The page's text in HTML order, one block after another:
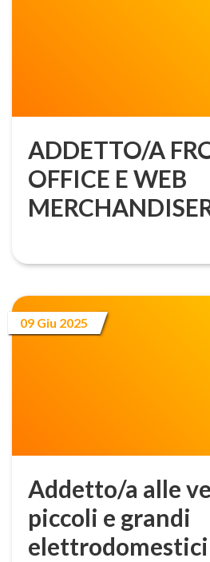
ADDETTO/A
OFFICE E WEB
09 Giu 2025
Addetto/a alle
piccoli e grandi
elettrodomestici